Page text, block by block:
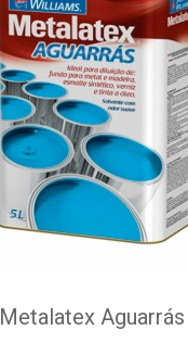
Metalatex Aguarrás